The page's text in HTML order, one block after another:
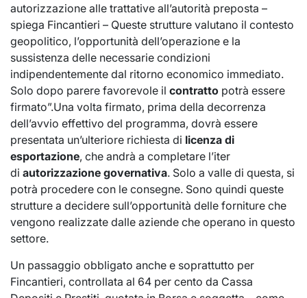
autorizzazione alle trattative all’autorità preposta –
spiega Fincantieri – Queste strutture valutano il contesto
geopolitico, l’opportunità dell’operazione e la
sussistenza delle necessarie condizioni
indipendentemente dal ritorno economico immediato.
Solo dopo parere favorevole il contratto potrà essere
firmato”.Una volta firmato, prima della decorrenza
dell’avvio effettivo del programma, dovrà essere
presentata un’ulteriore richiesta di licenza di
esportazione, che andrà a completare l’iter
di autorizzazione governativa. Solo a valle di questa, si
potrà procedere con le consegne. Sono quindi queste
strutture a decidere sull’opportunità delle forniture che
vengono realizzate dalle aziende che operano in questo
settore.
Un passaggio obbligato anche e soprattutto per
Fincantieri, controllata al 64 per cento da Cassa